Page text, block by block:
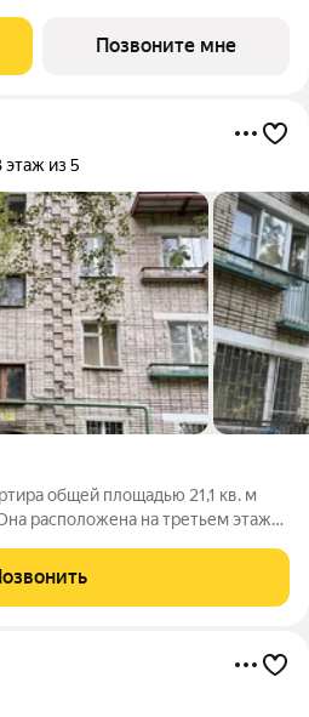
моста, позволит за 6
или быстро
Позвоните мне
этаж из 5
общей площадью 21,1 кв. м
расположена на третьем этаже
для городской застройки: